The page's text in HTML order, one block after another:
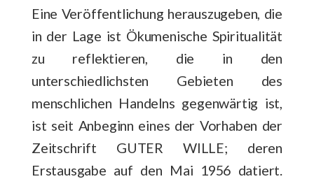
Eine Veröffentlichung herauszugeben, die
in der Lage ist Ökumenische Spiritualität
zu reflektieren, die in den
unterschiedlichsten Gebieten des
menschlichen Handelns gegenwärtig ist,
ist seit Anbeginn eines der Vorhaben der
Zeitschrift GUTER WILLE; deren
Erstausgabe auf den Mai 1956 datiert.